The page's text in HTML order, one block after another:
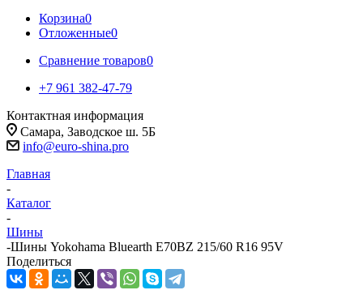
Корзина0
Отложенные0
Сравнение товаров0
+7 961 382-47-79
Контактная информация
Самара, Заводское ш. 5Б
info@euro-shina.pro
Главная
-
Каталог
-
Шины
-Шины Yokohama Bluearth E70BZ 215/60 R16 95V
Поделиться